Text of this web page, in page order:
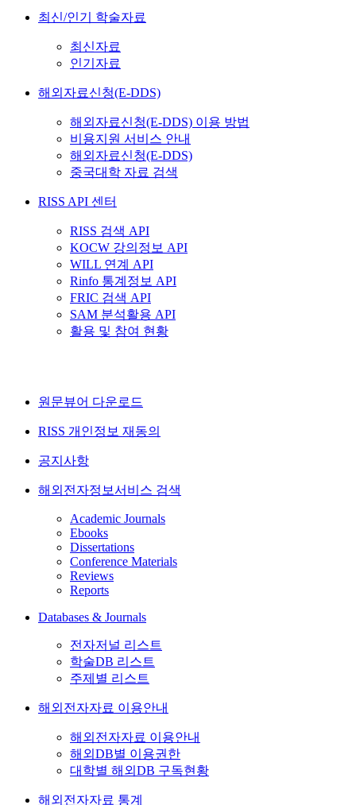
최신/인기 학술자료
최신자료
인기자료
해외자료신청(E-DDS)
해외자료신청(E-DDS) 이용 방법
비용지원 서비스 안내
해외자료신청(E-DDS)
중국대학 자료 검색
RISS API 센터
RISS 검색 API
KOCW 강의정보 API
WILL 연계 API
Rinfo 통계정보 API
FRIC 검색 API
SAM 분석활용 API
활용 및 참여 현황
원문뷰어 다운로드
RISS 개인정보 재동의
공지사항
해외전자정보서비스 검색
Academic Journals
Ebooks
Dissertations
Conference Materials
Reviews
Reports
Databases & Journals
전자저널 리스트
학술DB 리스트
주제별 리스트
해외전자자료 이용안내
해외전자자료 이용안내
해외DB별 이용권한
대학별 해외DB 구독현황
해외전자자료 통계